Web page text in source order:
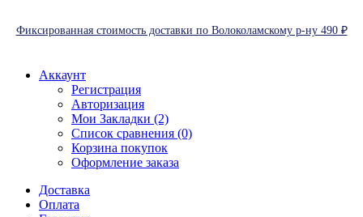
Фиксированная стоимость доставки по Волоколамскому р-ну 490 ₽
Аккаунт
Регистрация
Авторизация
Мои Закладки (2)
Список сравнения (0)
Корзина покупок
Оформление заказа
Доставка
Оплата